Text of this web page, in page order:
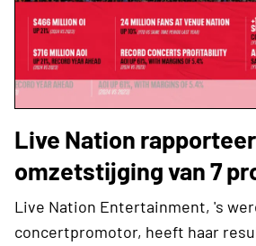
Live Nation
omzetstijging van 7
Live Nation Entertainment, 's
concertpromotor, heeft haar